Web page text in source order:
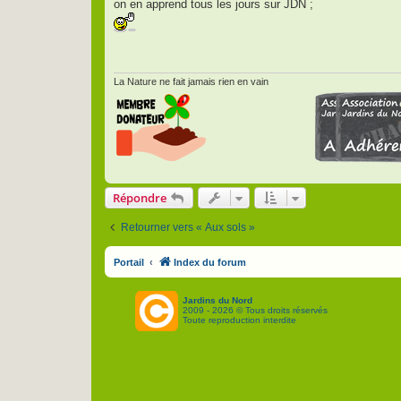
a
g
e
on en apprend tous les jours sur JDN ;
La Nature ne fait jamais rien en vain
Répondre
Retourner vers « Aux sols »
Portail Index du forum
Jardins du Nord
2009 - 2026 © Tous droits réservés
Toute reproduction interdite